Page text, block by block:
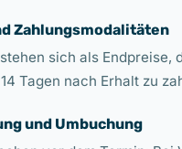
Zahlungsmodalitäten
sich als Endpreise,
Tagen nach Erhalt zu
und Umbuchung